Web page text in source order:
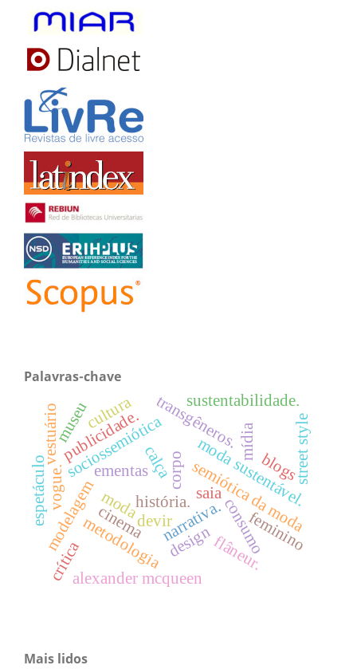
Palavras-chave
ementas
modahistória. consumo
cinema narrativa.
saia
calça semiótica da moda
sociossemiótica
publicidade.
modelagemmetodologia
moda sustentável.
design
corpo
transgêneros.
feminino
vogue.
mídia
blogsstreet style
flâneur.
alexander mcqueen
cultura
devir
sustentabilidade.
vestuário
espetáculo
crítica
museu
Mais lidos